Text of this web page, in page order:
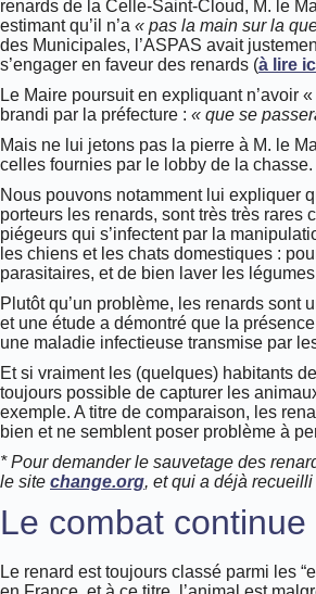
renards de la Celle-Saint-Cloud, M. le
estimant qu’il n’a « pas la main sur la
des Municipales, l’ASPAS avait
s’engager en faveur des renards (à lire
Le Maire poursuit en expliquant n’avoir
brandi par la préfecture : « que se
Mais ne lui jetons pas la pierre à M. le
celles fournies par le lobby de la chasse.
Nous pouvons notamment lui expliquer
porteurs les renards, sont très très
piégeurs qui s’infectent par la
les chiens et les chats domestiques :
parasitaires, et de bien laver les
Plutôt qu’un problème, les renards sont
et une étude a démontré que la
une maladie infectieuse transmise par
Et si vraiment les (quelques) habitants
toujours possible de capturer les
exemple. A titre de comparaison, les
bien et ne semblent poser problème à
* Pour demander le sauvetage des
le site change.org, et qui a déjà
Le combat continue
Le renard est toujours classé parmi les